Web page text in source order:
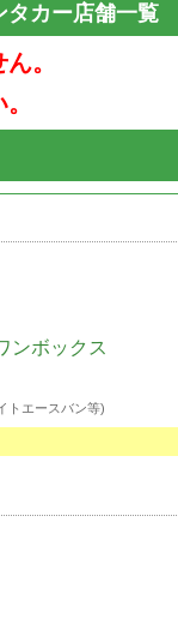
タカー店舗一覧
。
ンボックス
トエースバン等)